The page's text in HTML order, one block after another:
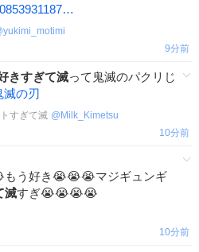
yukimi_motimi
9分前
きすぎて滅って鬼滅のパクリじ
滅の刃
すぎて滅 @ Milk_Kimetsu
10分前
う好き😭😭😭マジギュンギ
滅すぎ😭😭😭😭
10分前